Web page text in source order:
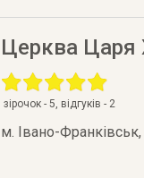
Церква Царя
зірочок -5, відгуків - 2
м. Івано-Франківськ,